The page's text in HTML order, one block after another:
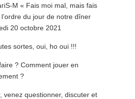
M « Fais moi mal, mais fais
du jour de notre dîner
20 octobre 2021
sortes, oui, ho oui !!!
? Comment jouer en
?
venez questionner, discuter et